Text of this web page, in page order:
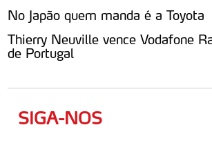
No Japão quem manda é a Toyota
Thierry Neuville vence Vodafone
de Portugal
SIGA-NOS